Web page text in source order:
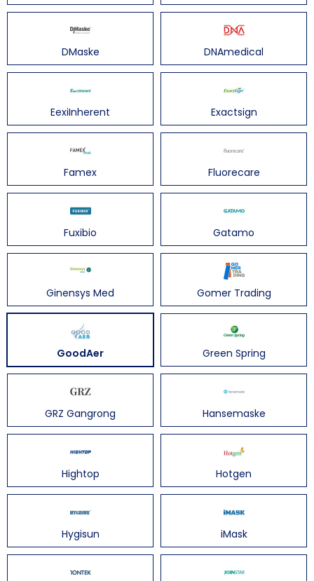
DMaske DNAmedical
EexiInherent Exactsign
Famex Fluorecare
Fuxibio Gatamo
Ginensys Med Gomer Trading
GoodAer Green Spring
GRZ Gangrong Hansemaske
Hightop Hotgen
Hygisun iMask